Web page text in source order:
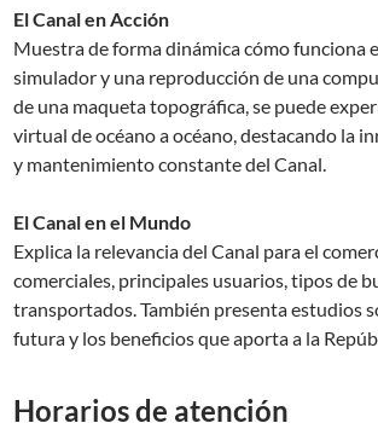
El Canal en Acción
Muestra de forma dinámica cómo funciona
simulador y una reproducción de una
de una maqueta topográfica, se puede
virtual de océano a océano, destacando la
y mantenimiento constante del Canal.
El Canal en el Mundo
Explica la relevancia del Canal para el
comerciales, principales usuarios, tipos de
transportados. También presenta estudios
futura y los beneficios que aporta a la
Horarios de atención